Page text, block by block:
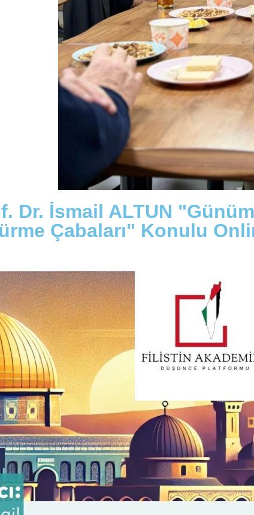
Dr. İsmail ALTUN
Çabaları" Konulu